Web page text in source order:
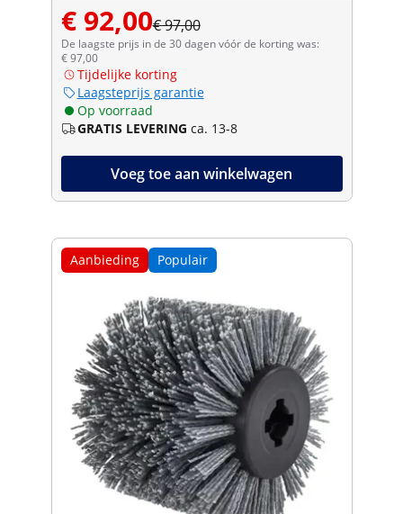
€ 92,00€ 97,00
De laagste prijs in de 30 dagen vóór de korting was:
€ 97,00
Tijdelijke korting
Laagsteprijs garantie
Op voorraad
GRATIS LEVERING ca. 13-8
Voeg toe aan winkelwagen
Aanbieding Populair